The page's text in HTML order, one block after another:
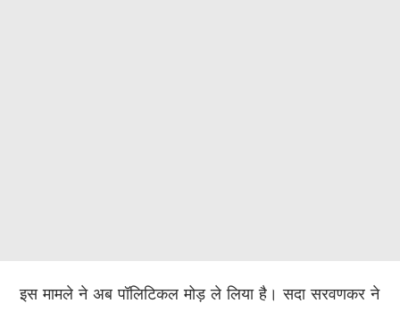
इस मामले ने अब पॉलिटिकल मोड़ ले लिया है। सदा सरवणकर ने